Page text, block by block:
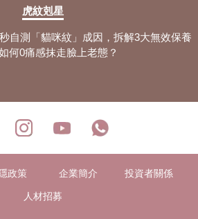
虎紋剋星
自測「貓咪紋」成因，拆解3大無效保養
何0痛感抹走臉上老態？
政策 企業簡介 投資者關係
人材招募